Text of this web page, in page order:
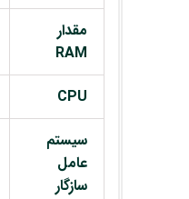
مقدار
RAM
CPU
سیستم
عامل
سازگار